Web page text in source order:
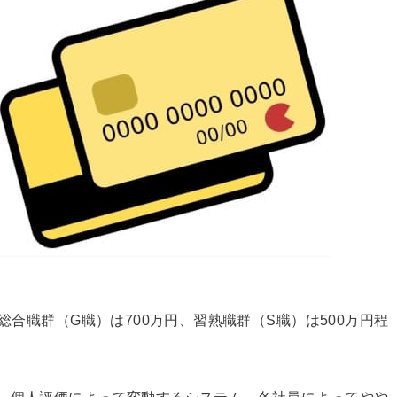
合職群（G職）は700万円、習熟職群（S職）は500万円程